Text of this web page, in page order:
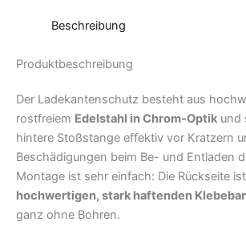
Beschreibung
Produktbeschreibung
Der Ladekantenschutz besteht aus
rostfreiem Edelstahl in Chrom-Optik und
hintere Stoßstange effektiv vor Kratzern
Beschädigungen beim Be- und Entladen
Montage ist sehr einfach: Die Rückseite
hochwertigen, stark haftenden
ganz ohne Bohren.